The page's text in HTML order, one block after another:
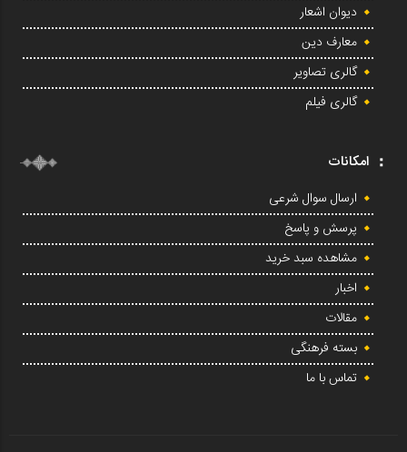
دیوان اشعار
معارف دین
گالری تصاویر
گالری فیلم
امکانات
ارسال سوال شرعی
پرسش و پاسخ
مشاهده سبد خرید
اخبار
مقالات
بسته فرهنگی
تماس با ما